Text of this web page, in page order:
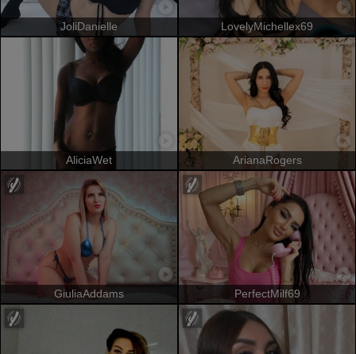
JoliDanielle LovelyMichellex69
AliciaWet ArianaRogers
GiuliaAddams PerfectMilf69